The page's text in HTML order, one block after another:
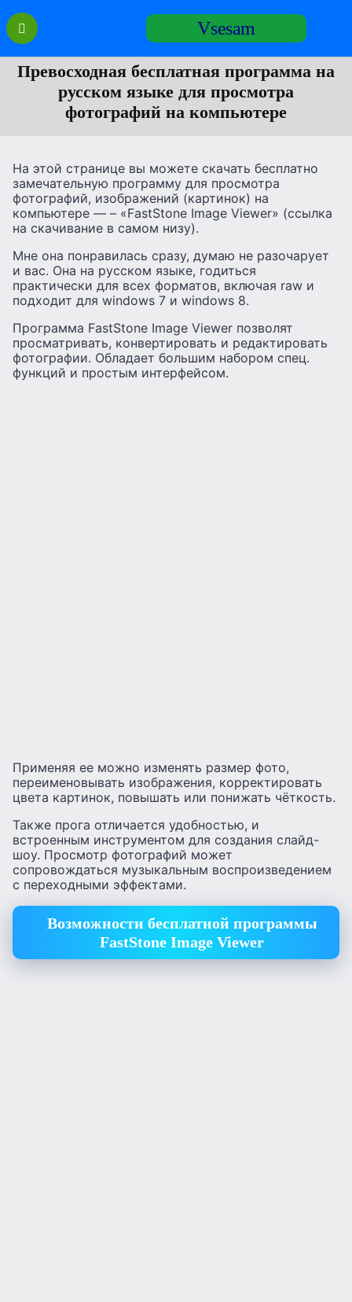
Перейти
содержанию
Vsesam
Превосходная бесплатная программа на
русском языке для просмотра
фотографий на компьютере
На этой странице вы можете скачать бесплатно
замечательную программу для просмотра
фотографий, изображений (картинок) на
компьютере — – «FastStone Image Viewer» (ссылка
на скачивание в самом низу).
Мне она понравилась сразу, думаю не разочарует
и вас. Она на русском языке, годиться
практически для всех форматов, включая raw и
подходит для windows 7 и windows 8.
Программа FastStone Image Viewer позволят
просматривать, конвертировать и редактировать
фотографии. Обладает большим набором спец.
функций и простым интерфейсом.
Применяя ее можно изменять размер фото,
переименовывать изображения, корректировать
цвета картинок, повышать или понижать чёткость.
Также прога отличается удобностью, и
встроенным инструментом для создания слайд-
шоу. Просмотр фотографий может
сопровождаться музыкальным воспроизведением
с переходными эффектами.
Возможности бесплатной программы
FastStone Image Viewer